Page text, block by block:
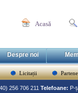
Acasă
Despre noi
Licitații
256 706 211 Telefoane: P-